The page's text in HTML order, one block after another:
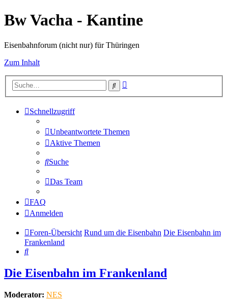
Bw Vacha - Kantine
Eisenbahnforum (nicht nur) für Thüringen
Zum Inhalt
Suche
Schnellzugriff
Unbeantwortete Themen
Aktive Themen
Suche
Das Team
FAQ
Anmelden
Foren-Übersicht Rund um die Eisenbahn Die Eisenbahn im
Frankenland
Suche
Die Eisenbahn im Frankenland
Moderator: NES